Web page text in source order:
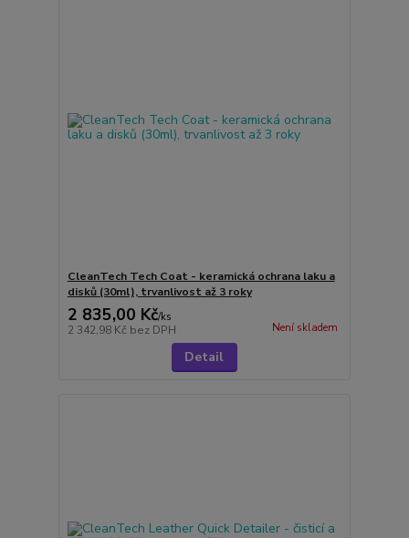
CleanTech Tech Coat - keramická ochrana laku a
disků (30ml), trvanlivost až 3 roky
2 835,00 Kč/ks
2 342,98 Kč bez DPH Není skladem
Detail